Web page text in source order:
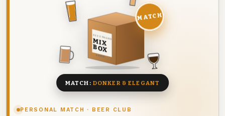
PERSONAL MATCH · BEER CLUB
DEZE MAAND
MIX
BOX
8 BIEREN
MATCH
MATCH: DONKER & ELEGANT